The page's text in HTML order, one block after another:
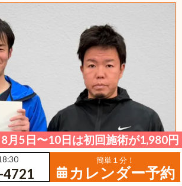
8月5日〜10日は初回施術が1,980円
簡単１分！
カレンダー予約